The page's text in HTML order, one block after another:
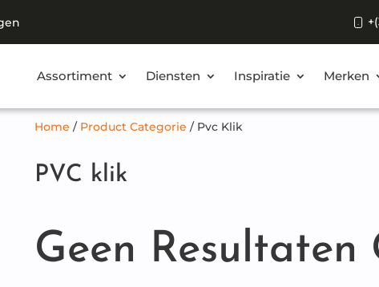
Assortiment Diensten Inspiratie Merken
Home / Product Categorie / Pvc Klik
PVC klik
Geen Resultaten